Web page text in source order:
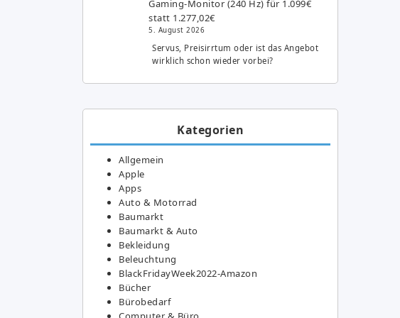
Gaming-Monitor (240 Hz) für 1.099€
statt 1.277,02€
5. August 2026
Servus, Preisirrtum oder ist das Angebot
wirklich schon wieder vorbei?
Kategorien
Allgemein
Apple
Apps
Auto & Motorrad
Baumarkt
Baumarkt & Auto
Bekleidung
Beleuchtung
BlackFridayWeek2022-Amazon
Bücher
Bürobedarf